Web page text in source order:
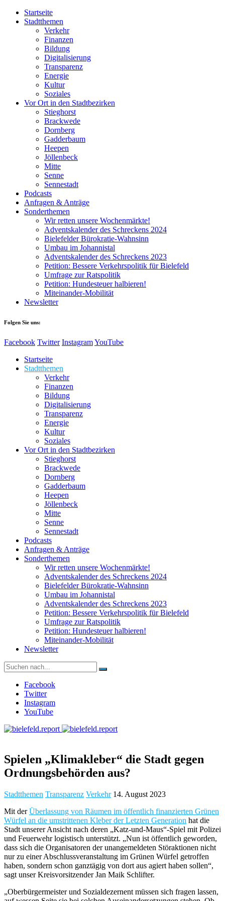
Startseite
Stadtthemen
Verkehr
Finanzen
Bildung
Digitalisierung
Transparenz
Energie
Kultur
Soziales
Vor Ort in den Stadtbezirken
Stieghorst
Brackwede
Dornberg
Gadderbaum
Heepen
Jöllenbeck
Mitte
Senne
Sennestadt
Podcasts
Anfragen & Anträge
Sonderthemen
Wir retten unsere Wochenmärkte!
Adventskalender des Schreckens 2024
Bielefelder Bürokratie-Wahnsinn
Umbau im Johannistal
Adventskalender des Schreckens 2023
Petition: Bessere Verkehrspolitik für Bielefeld​​
Umfrage zur Ratspolitik
Petition: Hundesteuer halbieren!
Miteinander-Mobilität
Newsletter
Folgen Sie uns:
Facebook Twitter InstagramYouTube
Startseite
Stadtthemen
Verkehr
Finanzen
Bildung
Digitalisierung
Transparenz
Energie
Kultur
Soziales
Vor Ort in den Stadtbezirken
Stieghorst
Brackwede
Dornberg
Gadderbaum
Heepen
Jöllenbeck
Mitte
Senne
Sennestadt
Podcasts
Anfragen & Anträge
Sonderthemen
Wir retten unsere Wochenmärkte!
Adventskalender des Schreckens 2024
Bielefelder Bürokratie-Wahnsinn
Umbau im Johannistal
Adventskalender des Schreckens 2023
Petition: Bessere Verkehrspolitik für Bielefeld​​
Umfrage zur Ratspolitik
Petition: Hundesteuer halbieren!
Miteinander-Mobilität
Newsletter
Suche
nach:
Facebook
Twitter
Instagram
YouTube
Spielen „Klimakleber“ die Stadt gegen
Ordnungsbehörden aus?
Stadtthemen Transparenz Verkehr 14. August 2023
Mit derÜberlassung von Räumen im öffentlich finanzierten Grünen
Würfel an die umstrittenen Kleber der Letzten Generation hat die
Stadt unserer Ansicht nach deren „Katz-und-Maus“-Spiel mit Polizei
und Feuerwehr logistisch unterstützt. „Nun ist öffentlich geworden,
dass sich die Organisatoren der unangemeldeten Störaktionen nicht
nur zu einer Abschlussveranstaltung im Grünen Würfel getroffen
haben, sondern schon ganztägig von dort aus agiert haben sollen“,
sagt unser Kreisvorsitzender Jan Maik Schlifter.
„Oberbürgermeister und Sozialdezernent müssen sich fragen lassen,